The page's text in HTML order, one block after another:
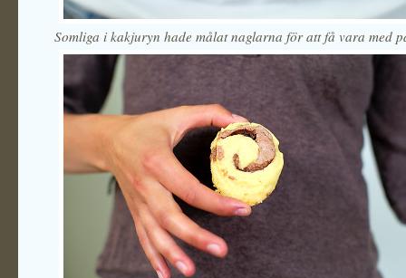
Somliga i kakjuryn hade målat naglarna för att få vara med